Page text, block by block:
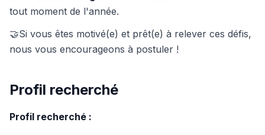
tout moment de l'année.
🤝Si vous êtes motivé(e) et prêt(e) à relever ces défis,
nous vous encourageons à postuler !
Profil recherché
Profil recherché :